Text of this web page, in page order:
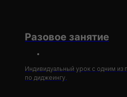
Разовое занятие
Индивидуальный урок с одним из
по диджеингу.